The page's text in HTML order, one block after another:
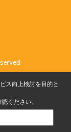
ス向上検討を目的と
ください。